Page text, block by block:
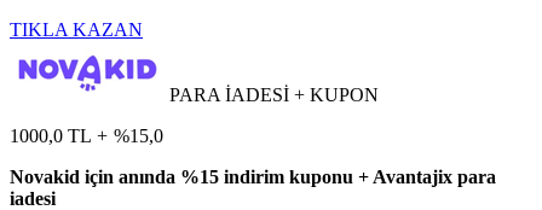
TIKLA KAZAN
PARA İADESİ + KUPON
1000,0 TL + %15,0
Novakid için anında %15 indirim kuponu + Avantajix para
iadesi